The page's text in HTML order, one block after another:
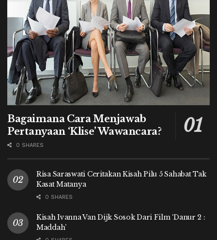
Bagaimana Cara Menjawab
Pertanyaan ‘Klise’ Wawancara?
0 SHARES
Risa Saraswati Ceritakan Kisah Pilu 5 Sahabat Tak
Kasat Matanya
0 SHARES
Kisah Ivanna Van Dijk Sosok Dari Film ‘Danur 2 :
Maddah’